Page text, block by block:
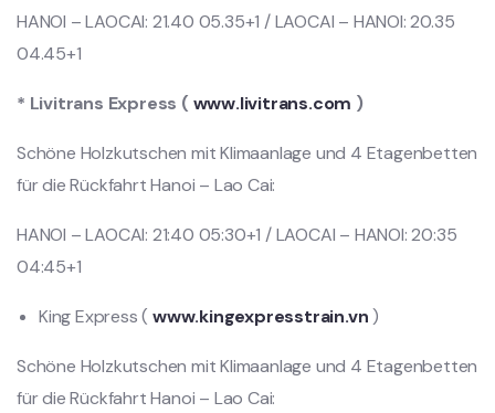
HANOI – LAOCAI: 21.40 05.35+1 / LAOCAI – HANOI: 20.35
04.45+1
* Livitrans Express ( www.livitrans.com )
Schöne Holzkutschen mit Klimaanlage und 4 Etagenbetten
für die Rückfahrt Hanoi – Lao Cai:
HANOI – LAOCAI: 21:40 05:30+1 / LAOCAI – HANOI: 20:35
04:45+1
King Express ( www.kingexpresstrain.vn)
Schöne Holzkutschen mit Klimaanlage und 4 Etagenbetten
für die Rückfahrt Hanoi – Lao Cai: